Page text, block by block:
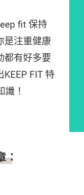
fit 保持
是注重健康
都有好多要
FIT 特
！
：